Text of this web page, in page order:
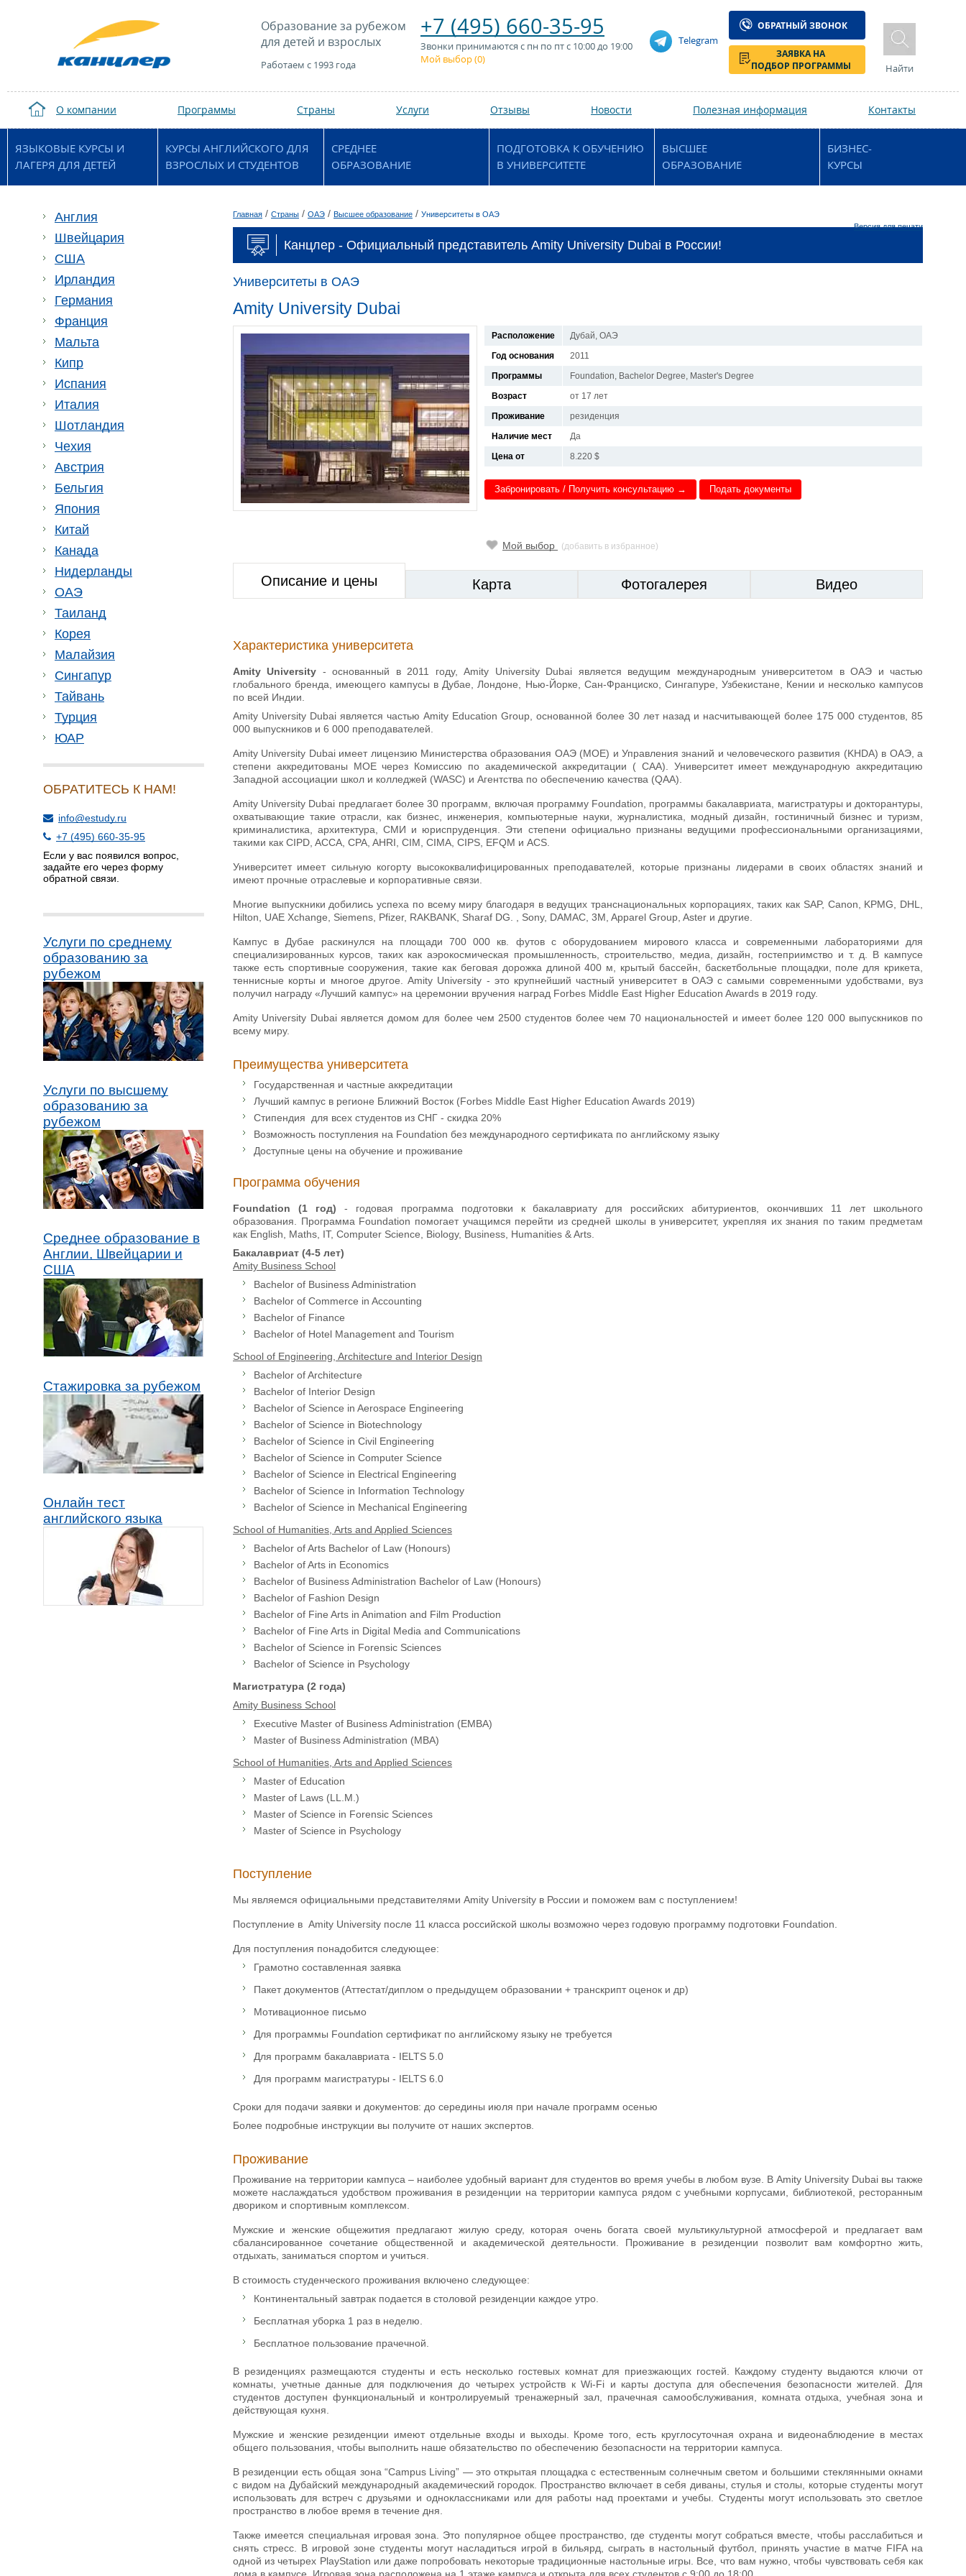
Образование за рубежом
для детей и взрослых
Работаем с 1993 года
+7 (495) 660-35-95
Звонки принимаются с пн по пт с 10:00 до 19:00
Мой выбор (0)
Telegram
ОБРАТНЫЙ ЗВОНОК
ЗАЯВКА НА
ПОДБОР ПРОГРАММЫ
Найти
О компании Программы Страны Услуги Отзывы Новости Полезная информация Контакты
ЯЗЫКОВЫЕ КУРСЫ И
ЛАГЕРЯ ДЛЯ ДЕТЕЙ
КУРСЫ АНГЛИЙСКОГО ДЛЯ
ВЗРОСЛЫХ И СТУДЕНТОВ
СРЕДНЕЕ
ОБРАЗОВАНИЕ
ПОДГОТОВКА К ОБУЧЕНИЮ
В УНИВЕРСИТЕТЕ
ВЫСШЕЕ
ОБРАЗОВАНИЕ
БИЗНЕС-
КУРСЫ
Англия
Швейцария
США
Ирландия
Германия
Франция
Мальта
Кипр
Испания
Италия
Шотландия
Чехия
Австрия
Бельгия
Япония
Китай
Канада
Нидерланды
ОАЭ
Таиланд
Корея
Малайзия
Сингапур
Тайвань
Турция
ЮАР
ОБРАТИТЕСЬ К НАМ!
info@estudy.ru
+7 (495) 660-35-95
Если у вас появился вопрос,
задайте его через форму
обратной связи.
Услуги по среднему
образованию за
рубежом
Услуги по высшему
образованию за
рубежом
Среднее образование в
Англии, Швейцарии и
США
Стажировка за рубежом
Онлайн тест
английского языка
Главная / Страны / ОАЭ / Высшее образование / Университеты в ОАЭ
Версия для печати
Канцлер - Официальный представитель Amity University Dubai в России!
Университеты в ОАЭ
Amity University Dubai
Расположение
Дубай, ОАЭ
Год основания
2011
Программы
Foundation, Bachelor Degree, Master's Degree
Возраст
от 17 лет
Проживание
резиденция
Наличие мест
Да
Цена от
8.220 $
Забронировать / Получить консультацию → Подать документы
Мой выбор (добавить в избранное)
Описание и цены Карта Фотогалерея Видео
Характеристика университета
Amity University - основанный в 2011 году, Amity University Dubai является ведущим международным университетом в ОАЭ и частью
глобального бренда, имеющего кампусы в Дубае, Лондоне, Нью-Йорке, Сан-Франциско, Сингапуре, Узбекистане, Кении и несколько кампусов
по всей Индии.
Amity University Dubai является частью Amity Education Group, основанной более 30 лет назад и насчитывающей более 175 000 студентов, 85
000 выпускников и 6 000 преподавателей.
Amity University Dubai имеет лицензию Министерства образования ОАЭ (MOE) и Управления знаний и человеческого развития (KHDA) в ОАЭ, а
степени аккредитованы MOE через Комиссию по академической аккредитации ( САА). Университет имеет международную аккредитацию
Западной ассоциации школ и колледжей (WASC) и Агентства по обеспечению качества (QAA).
Amity University Dubai предлагает более 30 программ, включая программу Foundation, программы бакалавриата, магистратуры и докторантуры,
охватывающие такие отрасли, как бизнес, инженерия, компьютерные науки, журналистика, модный дизайн, гостиничный бизнес и туризм,
криминалистика, архитектура, СМИ и юриспруденция. Эти степени официально признаны ведущими профессиональными организациями,
такими как CIPD, ACCA, CPA, AHRI, CIM, CIMA, CIPS, EFQM и ACS.
Университет имеет сильную когорту высококвалифицированных преподавателей, которые признаны лидерами в своих областях знаний и
имеют прочные отраслевые и корпоративные связи.
Многие выпускники добились успеха по всему миру благодаря в ведущих транснациональных корпорациях, таких как SAP, Canon, KPMG, DHL,
Hilton, UAE Xchange, Siemens, Pfizer, RAKBANK, Sharaf DG. , Sony, DAMAC, 3M, Apparel Group, Aster и другие.
Кампус в Дубае раскинулся на площади 700 000 кв. футов с оборудованием мирового класса и современными лабораториями для
специализированных курсов, таких как аэрокосмическая промышленность, строительство, медиа, дизайн, гостеприимство и т. д. В кампусе
также есть спортивные сооружения, такие как беговая дорожка длиной 400 м, крытый бассейн, баскетбольные площадки, поле для крикета,
теннисные корты и многое другое. Amity University - это крупнейший частный университет в ОАЭ с самыми современными удобствами, вуз
получил награду «Лучший кампус» на церемонии вручения наград Forbes Middle East Higher Education Awards в 2019 году.
Amity University Dubai является домом для более чем 2500 студентов более чем 70 национальностей и имеет более 120 000 выпускников по
всему миру.
Преимущества университета
Государственная и частные аккредитации
Лучший кампус в регионе Ближний Восток (Forbes Middle East Higher Education Awards 2019)
Стипендия для всех студентов из СНГ - скидка 20%
Возможность поступления на Foundation без международного сертификата по английскому языку
Доступные цены на обучение и проживание
Программа обучения
Foundation (1 год) - годовая программа подготовки к бакалавриату для российских абитуриентов, окончивших 11 лет школьного
образования. Программа Foundation помогает учащимся перейти из средней школы в университет, укрепляя их знания по таким предметам
как English, Maths, IT, Computer Science, Biology, Business, Humanities & Arts.
Бакалавриат (4-5 лет)
Amity Business School
Bachelor of Business Administration
Bachelor of Commerce in Accounting
Bachelor of Finance
Bachelor of Hotel Management and Tourism
School of Engineering, Architecture and Interior Design
Bachelor of Architecture
Bachelor of Interior Design
Bachelor of Science in Aerospace Engineering
Bachelor of Science in Biotechnology
Bachelor of Science in Civil Engineering
Bachelor of Science in Computer Science
Bachelor of Science in Electrical Engineering
Bachelor of Science in Information Technology
Bachelor of Science in Mechanical Engineering
School of Humanities, Arts and Applied Sciences
Bachelor of Arts Bachelor of Law (Honours)
Bachelor of Arts in Economics
Bachelor of Business Administration Bachelor of Law (Honours)
Bachelor of Fashion Design
Bachelor of Fine Arts in Animation and Film Production
Bachelor of Fine Arts in Digital Media and Communications
Bachelor of Science in Forensic Sciences
Bachelor of Science in Psychology
Магистратура (2 года)
Amity Business School
Executive Master of Business Administration (EMBA)
Master of Business Administration (MBA)
School of Humanities, Arts and Applied Sciences
Master of Education
Master of Laws (LL.M.)
Master of Science in Forensic Sciences
Master of Science in Psychology
Поступление
Мы являемся официальными представителями Amity University в России и поможем вам с поступлением!
Поступление в Amity University после 11 класса российской школы возможно через годовую программу подготовки Foundation.
Для поступления понадобится следующее:
Грамотно составленная заявка
Пакет документов (Аттестат/диплом о предыдущем образовании + транскрипт оценок и др)
Мотивационное письмо
Для программы Foundation сертификат по английскому языку не требуется
Для программ бакалавриата - IELTS 5.0
Для программ магистратуры - IELTS 6.0
Сроки для подачи заявки и документов: до середины июля при начале программ осенью
Более подробные инструкции вы получите от наших экспертов.
Проживание
Проживание на территории кампуса – наиболее удобный вариант для студентов во время учебы в любом вузе. В Amity University Dubai вы также
можете наслаждаться удобством проживания в резиденции на территории кампуса рядом с учебными корпусами, библиотекой, ресторанным
двориком и спортивным комплексом.
Мужские и женские общежития предлагают жилую среду, которая очень богата своей мультикультурной атмосферой и предлагает вам
сбалансированное сочетание общественной и академической деятельности. Проживание в резиденции позволит вам комфортно жить,
отдыхать, заниматься спортом и учиться.
В стоимость студенческого проживания включено следующее:
Континентальный завтрак подается в столовой резиденции каждое утро.
Бесплатная уборка 1 раз в неделю.
Бесплатное пользование прачечной.
В резиденциях размещаются студенты и есть несколько гостевых комнат для приезжающих гостей. Каждому студенту выдаются ключи от
комнаты, учетные данные для подключения до четырех устройств к Wi-Fi и карты доступа для обеспечения безопасности жителей. Для
студентов доступен функциональный и контролируемый тренажерный зал, прачечная самообслуживания, комната отдыха, учебная зона и
действующая кухня.
Мужские и женские резиденции имеют отдельные входы и выходы. Кроме того, есть круглосуточная охрана и видеонаблюдение в местах
общего пользования, чтобы выполнить наше обязательство по обеспечению безопасности на территории кампуса.
В резиденции есть общая зона “Campus Living” — это открытая площадка с естественным солнечным светом и большими стеклянными окнами
с видом на Дубайский международный академический городок. Пространство включает в себя диваны, стулья и столы, которые студенты могут
использовать для встреч с друзьями и одноклассниками или для работы над проектами и учебы. Студенты могут использовать это светлое
пространство в любое время в течение дня.
Также имеется специальная игровая зона. Это популярное общее пространство, где студенты могут собраться вместе, чтобы расслабиться и
снять стресс. В игровой зоне студенты могут насладиться игрой в бильярд, сыграть в настольный футбол, принять участие в матче FIFA на
одной из четырех PlayStation или даже попробовать некоторые традиционные настольные игры. Все, что вам нужно, чтобы чувствовать себя как
дома в кампусе. Игровая зона расположена на 1 этаже кампуса и открыта для всех студентов с 9:00 до 18:00.